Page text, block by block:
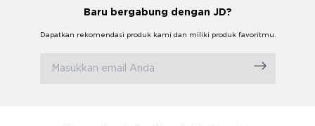
Baru bergabung dengan JD?
Dapatkan rekomendasi produk kami dan miliki produk favoritmu.